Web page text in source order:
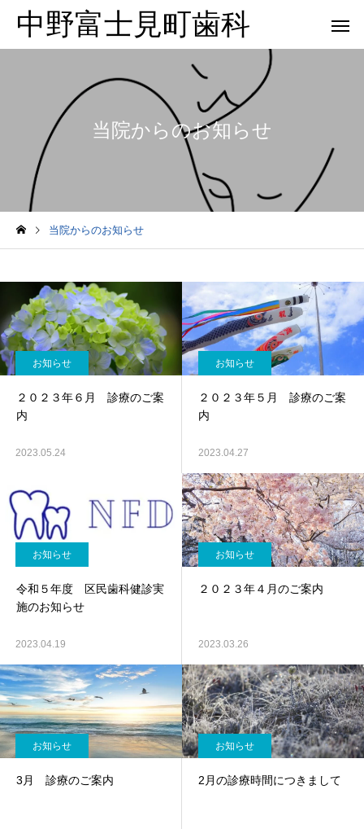
中野富士見町歯科
当院からのお知らせ
当院からのお知らせ
お知らせ
２０２３年６月 診療のご案
内
2023.05.24
お知らせ
２０２３年５月 診療のご案
内
2023.04.27
お知らせ
令和５年度 区民歯科健診実
施のお知らせ
2023.04.19
お知らせ
２０２３年４月のご案内
2023.03.26
お知らせ
3月 診療のご案内
お知らせ
2月の診療時間につきまして